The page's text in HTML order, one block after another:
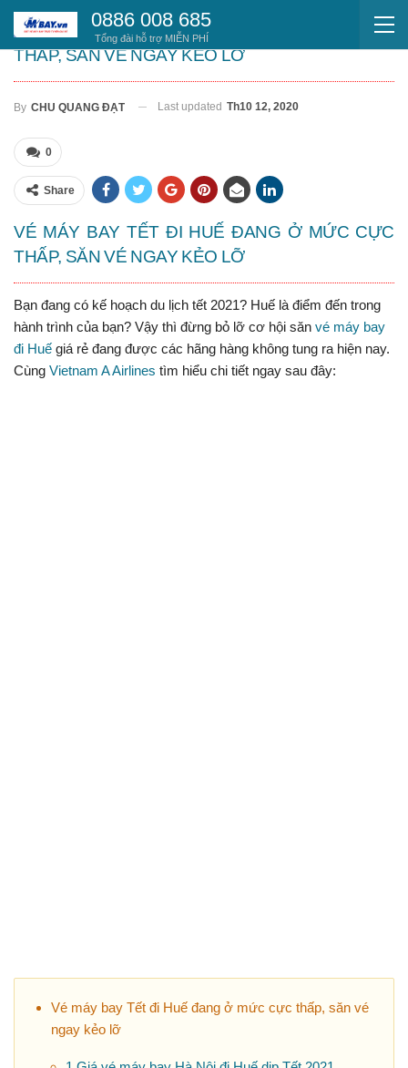
0886 008 685
Tổng đài hỗ trợ MIỄN PHÍ
VÉ MÁY BAY TẾT ĐI HUẾ ĐANG Ở MỨC CỰC
THẤP, SĂN VÉ NGAY KẺO LỠ
By CHU QUANG ĐẠT Last updated Th10 12, 2020
0
Share
VÉ MÁY BAY TẾT ĐI HUẾ ĐANG Ở MỨC CỰC
THẤP, SĂN VÉ NGAY KẺO LỠ
Bạn đang có kế hoạch du lịch tết 2021? Huế là điểm đến trong
hành trình của bạn? Vậy thì đừng bỏ lỡ cơ hội săn vé máy bay
đi Huế giá rẻ đang được các hãng hàng không tung ra hiện nay.
Cùng Vietnam A Airlines tìm hiểu chi tiết ngay sau đây:
Vé máy bay Tết đi Huế đang ở mức cực thấp, săn vé
ngay kẻo lỡ